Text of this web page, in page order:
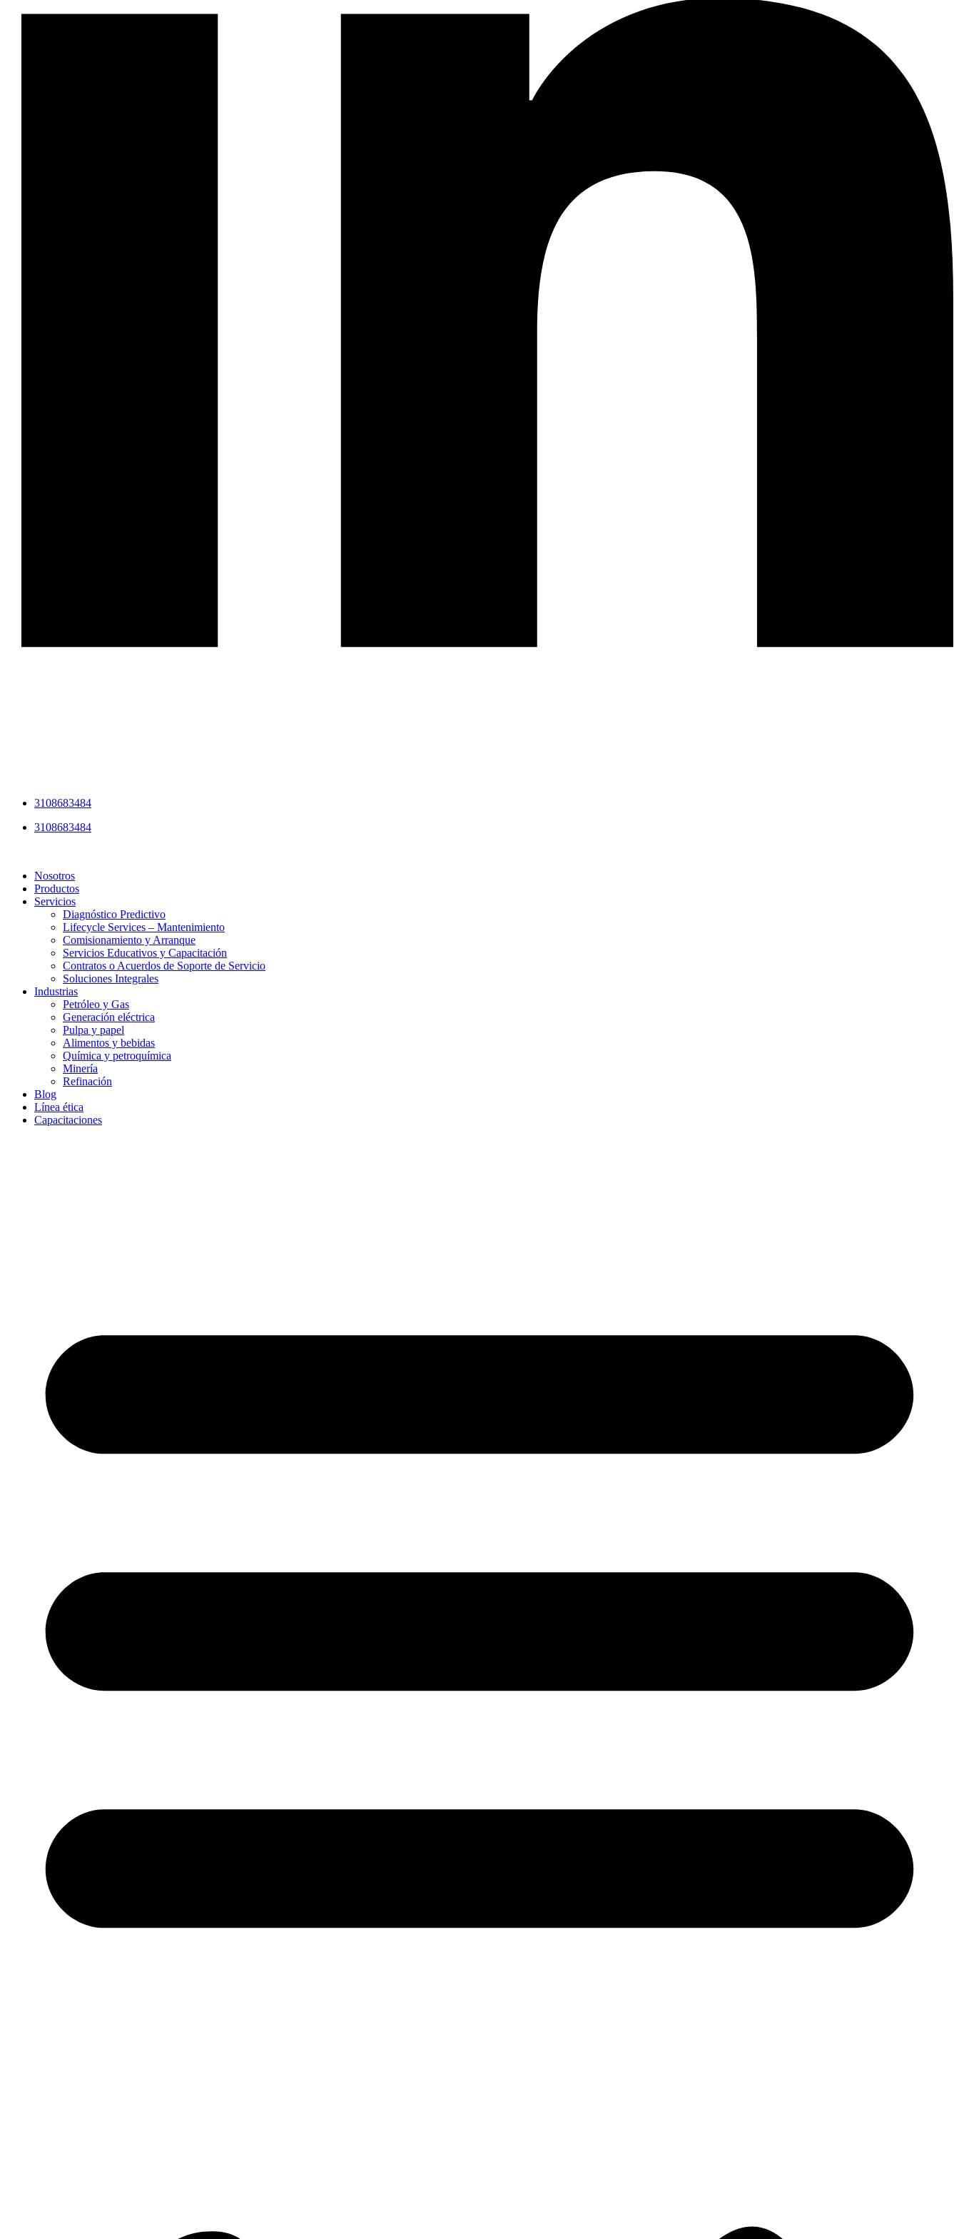
3108683484
3108683484
Nosotros
Productos
Servicios
Diagnóstico Predictivo
Lifecycle Services – Mantenimiento
Comisionamiento y Arranque
Servicios Educativos y Capacitación
Contratos o Acuerdos de Soporte de Servicio
Soluciones Integrales
Industrias
Petróleo y Gas
Generación eléctrica
Pulpa y papel
Alimentos y bebidas
Química y petroquímica
Minería
Refinación
Blog
Línea ética
Capacitaciones